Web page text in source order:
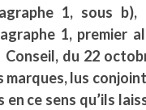
1, sous
1, premier
Conseil, du 22
marques, lus
ce sens qu’ils